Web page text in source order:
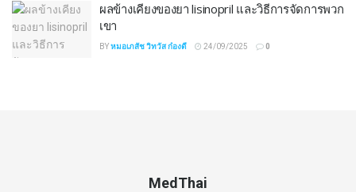
ผลข้างเคียงของยา lisinopril และวิธีการจัดการพวก
เขา
BYหมอเภสัช วิทวัส ก๋องดี 24/09/2025 0
MedThai